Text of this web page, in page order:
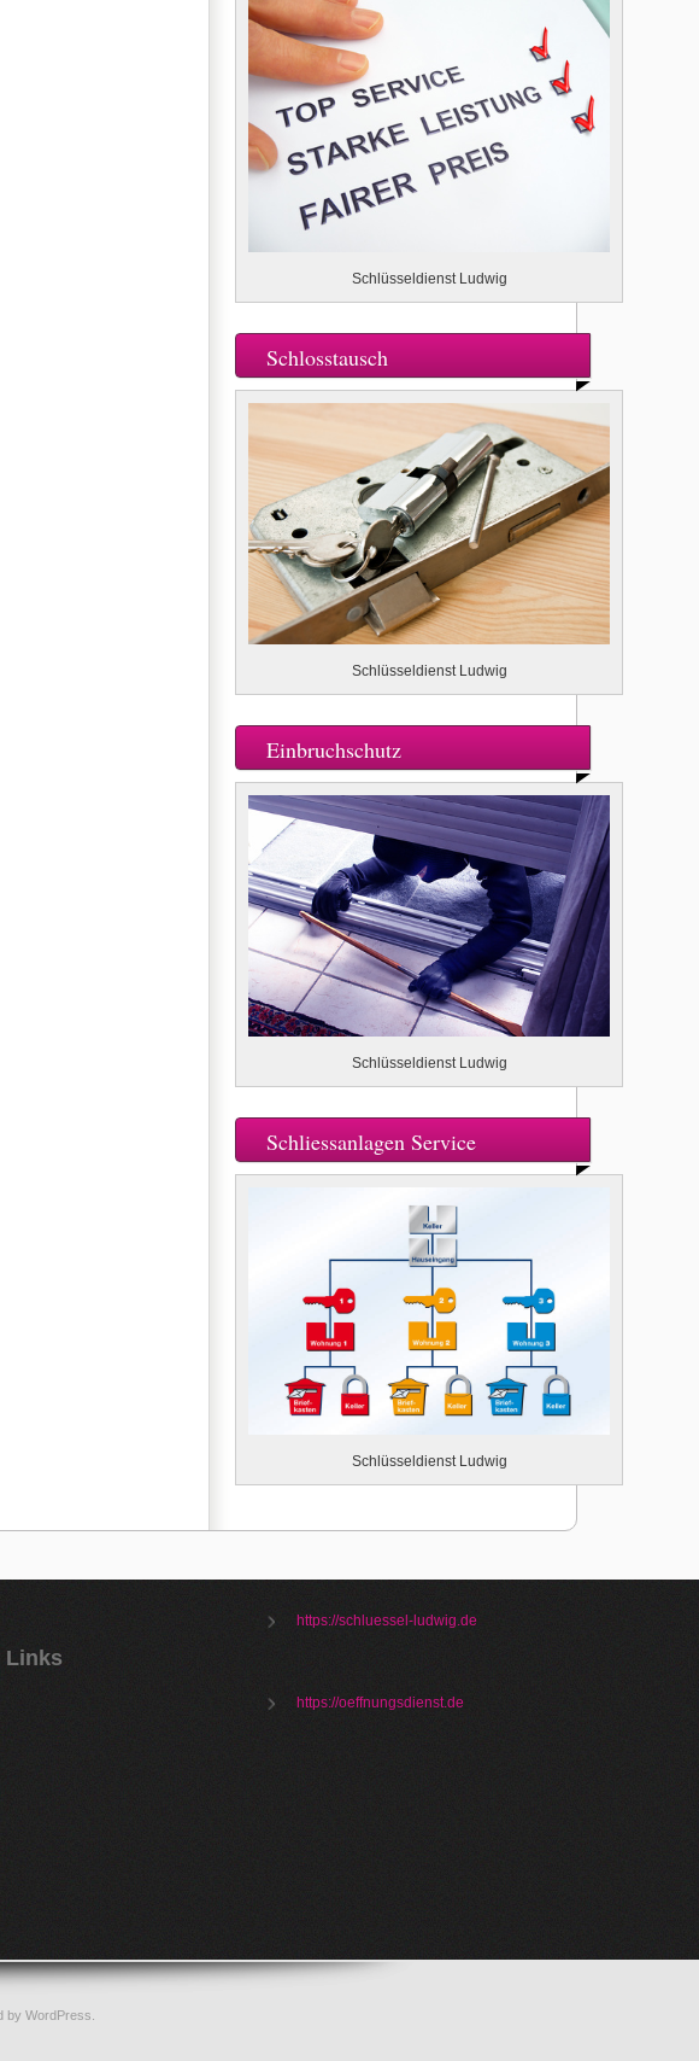
Schlüsseldienst Ludwig
Schlosstausch
Schlüsseldienst Ludwig
Einbruchschutz
Schlüsseldienst Ludwig
Schliessanlagen Service
Schlüsseldienst Ludwig
Links
https://schluessel-ludwig.de
https://oeffnungsdienst.de
by WordPress